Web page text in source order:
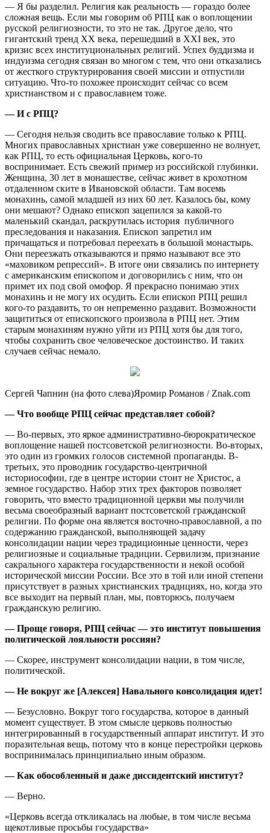
— Я бы разделил. Религия как реальность — гораздо более
сложная вещь. Если мы говорим об РПЦ как о воплощении
русской религиозности, то это не так. Другое дело, что
гигантский тренд XX века, перешедший в XXI век, это
кризис всех институциональных религий. Успех буддизма и
индуизма сегодня связан во многом с тем, что они отказались
от жесткого структурирования своей миссии и отпустили
ситуацию. Что-то похожее происходит сейчас со всем
христианством и с православием тоже.
— И с РПЦ?
— Сегодня нельзя сводить все православие только к РПЦ.
Многих православных христиан уже совершенно не волнует,
как РПЦ, то есть официальная Церковь, кого-то
воспринимает. Есть свежий пример из российской глубинки.
Женщина, 30 лет в монашестве, сейчас живет в крохотном
отдаленном ските в Ивановской области. Там восемь
монахинь, самой младшей из них 60 лет. Казалось бы, кому
они мешают? Однако епископ зацепился за какой-то
маленький скандал, раскрутилась история публичного
преследования и наказания. Епископ запретил им
причащаться и потребовал переехать в большой монастырь.
Они переезжать отказываются и прямо называют все это
«маховиком репрессий». В итоге они связались по интернету
с американским епископом и договорились с ним, что он
примет их под свой омофор. Я прекрасно понимаю этих
монахинь и не могу их осудить. Если епископ РПЦ решил
кого-то раздавить, то он непременно раздавит. Возможности
защититься от епископского произвола в РПЦ нет. Этим
старым монахиням нужно уйти из РПЦ хотя бы для того,
чтобы сохранить свое человеческое достоинство. И таких
случаев сейчас немало.
Сергей Чапнин (на фото слева)Яромир Романов / Znak.com
— Что вообще РПЦ сейчас представляет собой?
— Во-первых, это яркое административно-бюрократическое
воплощение нашей постсоветской религиозности. Во-вторых,
это один из громких голосов системной пропаганды. В-
третьих, это проводник государство-центричной
историософии, где в центре истории стоит не Христос, а
земное государство. Набор этих трех факторов позволяет
говорить, что вместо традиционной церкви мы получили
весьма своеобразный вариант постсоветской гражданской
религии. По форме она является восточно-православной, а по
содержанию гражданской, выполняющей задачу
консолидации нации через традиционные ценности, через
религиозные и социальные традиции. Сервилизм, признание
сакрального характера государственности и некой особой
исторической миссии России. Все это в той или иной степени
присутствует в разных христианских традициях, но, когда это
все выходит на первый план, мы, повторюсь, получаем
гражданскую религию.
— Проще говоря, РПЦ сейчас — это институт повышения
политической лояльности россиян?
— Скорее, инструмент консолидации нации, в том числе,
политической.
— Не вокруг же [Алексея] Навального консолидация идет!
— Безусловно. Вокруг того государства, которое в данный
момент существует. В этом смысле церковь полностью
интегрированный в государственный аппарат институт. И это
поразительная вещь, потому что в конце перестройки церковь
воспринималась принципиально иным образом.
— Как обособленный и даже диссидентский институт?
— Верно.
«Церковь всегда откликалась на любые, в том числе весьма
щекотливые просьбы государства»